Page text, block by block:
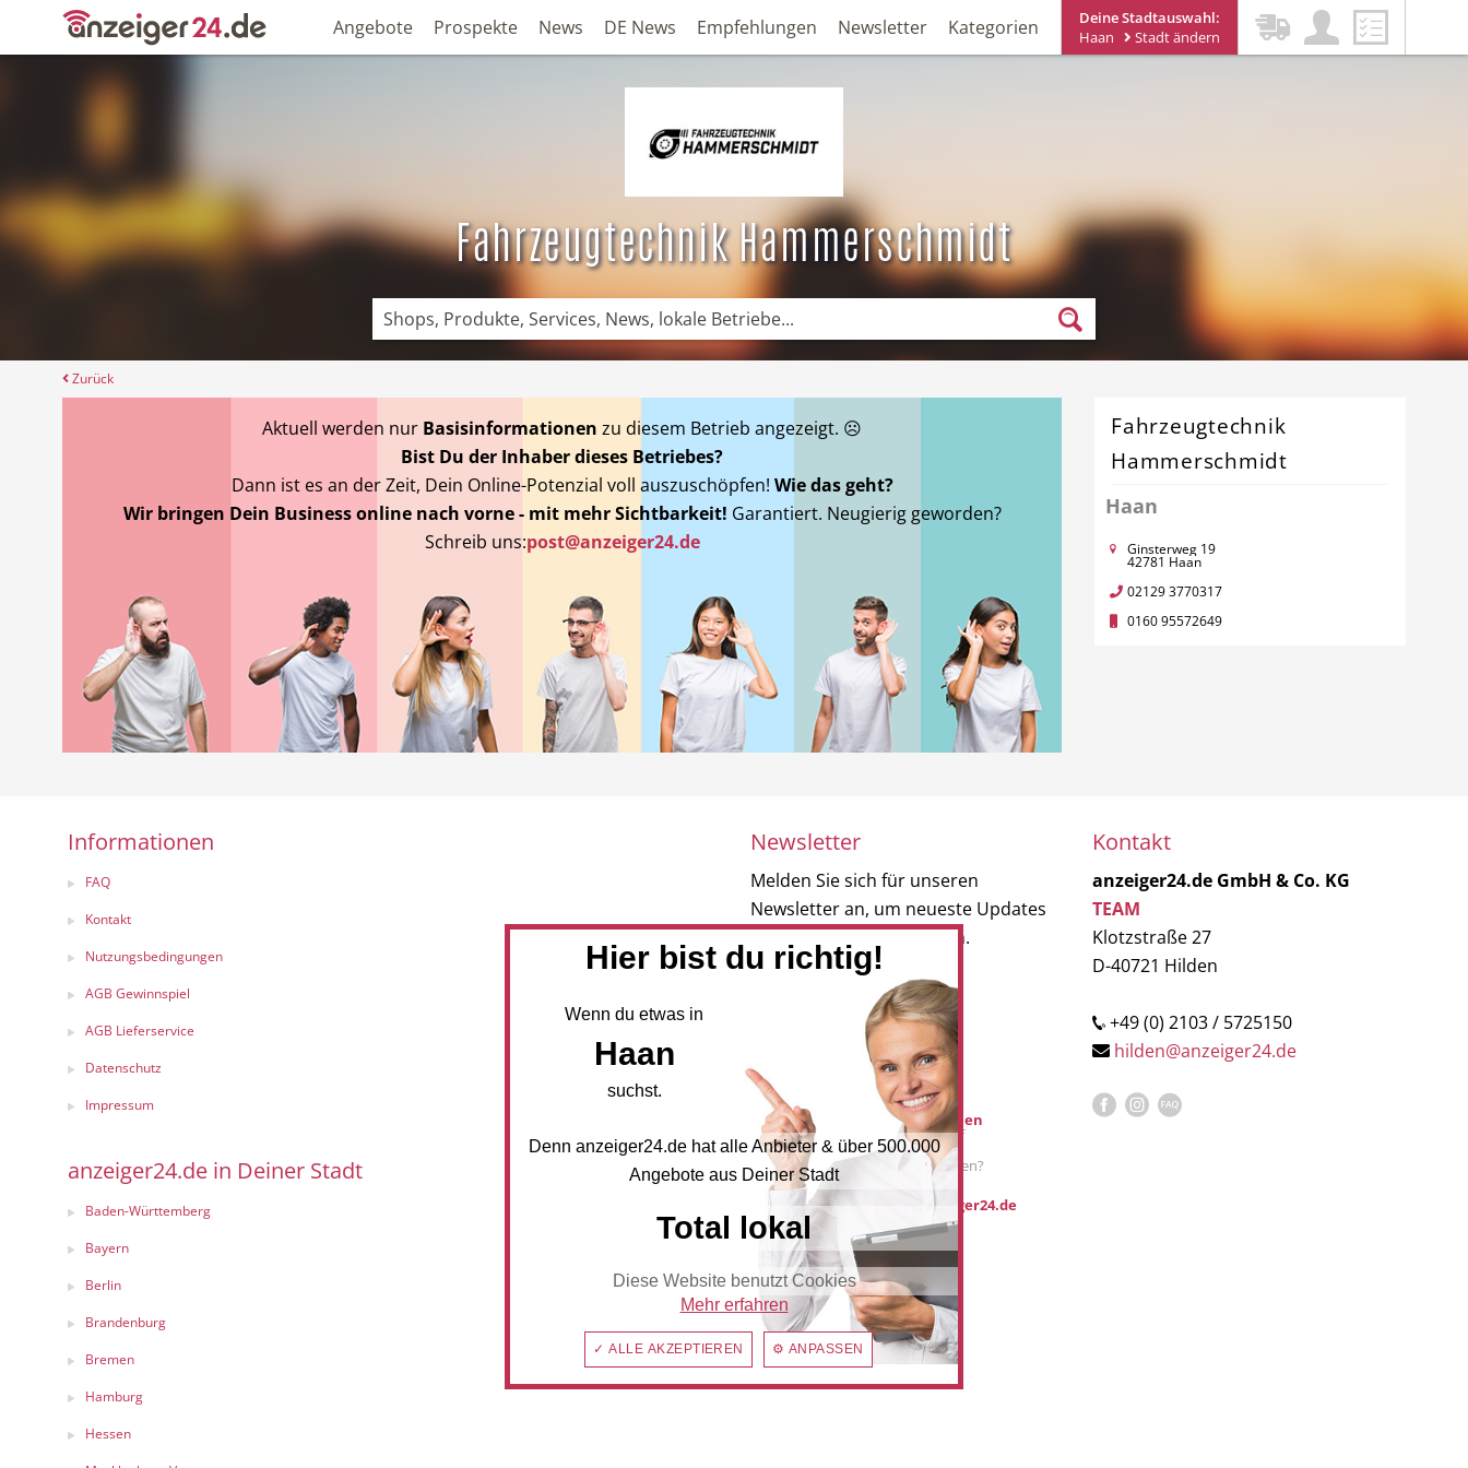
Deine Stadtauswahl:
Haan
Stadt ändern
Angebote Prospekte News DE News Empfehlungen Newsletter Kategorien
Fahrzeugtechnik Hammerschmidt
Zurück
Fahrzeugtechnik
Hammerschmidt
Haan
Ginsterweg 19
42781 Haan
02129 3770317
0160 95572649
Aktuell werden nur Basisinformationen zu diesem Betrieb angezeigt. ☹
Bist Du der Inhaber dieses Betriebes?
Dann ist es an der Zeit, Dein Online-Potenzial voll auszuschöpfen! Wie das geht?
Wir bringen Dein Business online nach vorne - mit mehr Sichtbarkeit! Garantiert. Neugierig geworden?
Schreib uns:post@anzeiger24.de
Informationen
FAQ
Kontakt
Nutzungsbedingungen
AGB Gewinnspiel
AGB Lieferservice
Datenschutz
Impressum
anzeiger24.de in Deiner Stadt
Baden-Württemberg
Bayern
Berlin
Brandenburg
Bremen
Hamburg
Hessen
Newsletter
Melden Sie sich für unseren
Newsletter an, um neueste Updates
und Angebote zu erhalten.
NEWSLETTER BESTELLEN
Mediadaten
Werbung buchen
Sie möchten auf
anzeiger24.de
Werbung schalten?
hilden@anzeiger24.de
www.einkaufeninhaan.de
Kontakt
anzeiger24.de GmbH & Co. KG
TEAM
Klotzstraße 27
D-40721 Hilden
+49 (0) 2103 / 5725150
hilden@anzeiger24.de
Hier bist du richtig!
Wenn du etwas in
Haan
suchst.
Denn anzeiger24.de hat alle Anbieter & über 500.000
Angebote aus Deiner Stadt
Total lokal
Diese Website benutzt Cookies
Mehr erfahren
✓ ALLE AKZEPTIEREN ⚙ ANPASSEN